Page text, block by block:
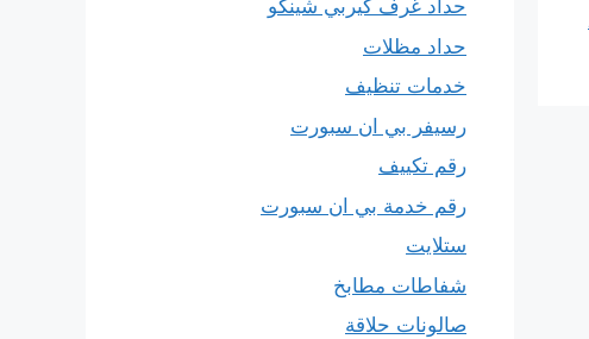
حداد غرف كيربي شينكو
حداد مظلات
خدمات تنظيف
رسيفر بي ان سبورت
رقم تكييف
رقم خدمة بي ان سبورت
ستلايت
شفاطات مطابخ
صالونات حلاقة